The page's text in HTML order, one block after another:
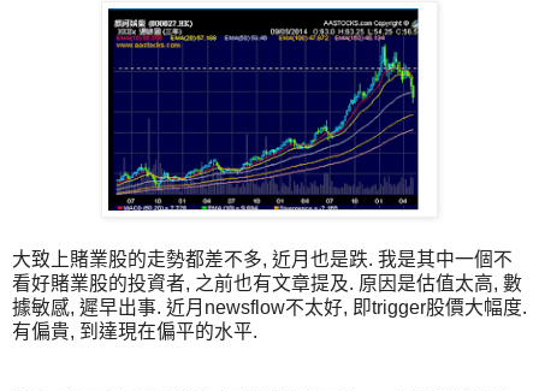
大致上賭業股的走勢都差不多, 近月也是跌. 我是其中一個不
看好賭業股的投資者, 之前也有文章提及. 原因是估值太高, 數
據敏感, 遲早出事. 近月newsflow不太好, 即trigger股價大幅度.
有偏貴, 到達現在偏平的水平.